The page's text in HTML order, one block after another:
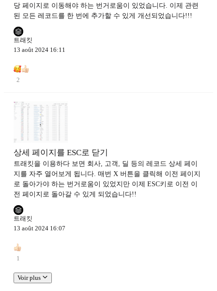
당 페이지로 이동해야 하는 번거로움이 있었습니다. 이제 관련
된 모든 레코드를 한 번에 추가할 수 있게 개선되었습니다!!!
트래킷
13 août 2024 16:11
2
상세 페이지를 ESC로 닫기
트래킷을 이용하다 보면 회사, 고객, 딜 등의 레코드 상세 페이
지를 자주 열어보게 됩니다. 매번 X 버튼을 클릭해 이전 페이지
로 돌아가야 하는 번거로움이 있었지만 이제 ESC키로 이전 이
전 페이지로 돌아갈 수 있게 되었습니다!!
트래킷
13 août 2024 16:07
1
Voir plus